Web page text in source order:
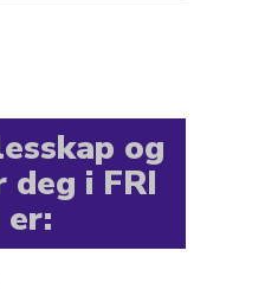
og
deg i FRI
er: